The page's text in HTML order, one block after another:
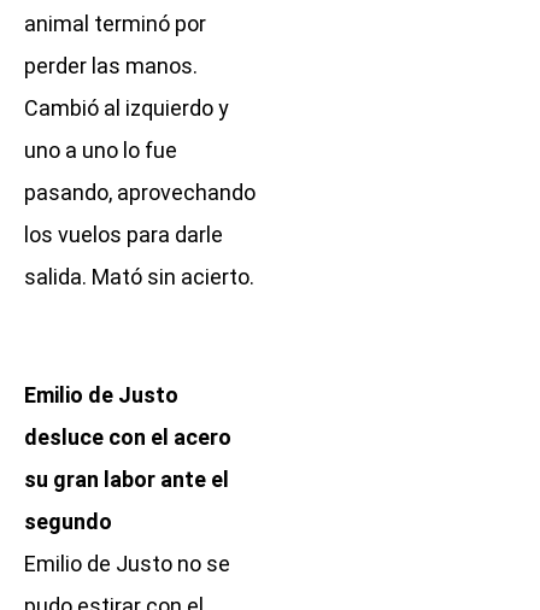
animal terminó por
perder las manos.
Cambió al izquierdo y
uno a uno lo fue
pasando, aprovechando
los vuelos para darle
salida. Mató sin acierto.
Emilio de Justo
desluce con el acero
su gran labor ante el
segundo
Emilio de Justo no se